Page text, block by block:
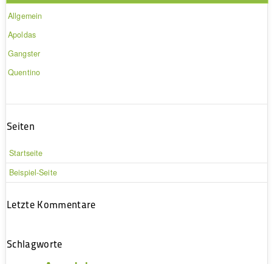
Allgemein
Apoldas
Gangster
Quentino
Seiten
Startseite
Beispiel-Seite
Letzte Kommentare
Schlagworte